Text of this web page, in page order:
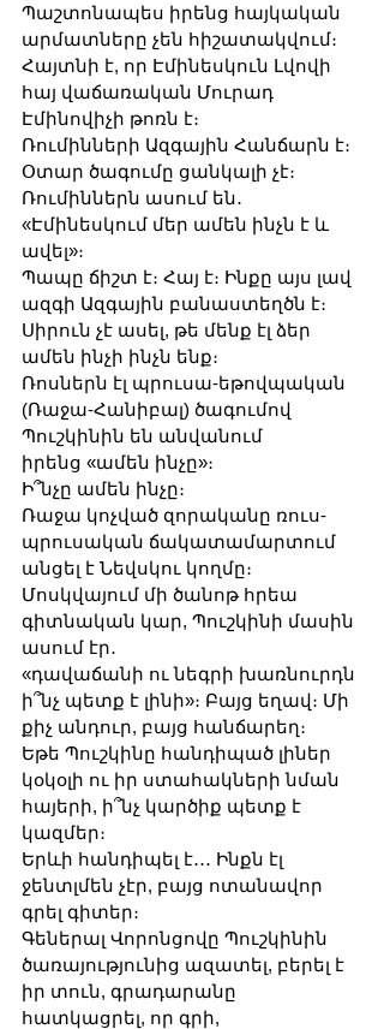
Պաշտոնապես իրենց հայկական
արմատները չեն հիշատակվում։
Հայտնի է, որ Էմինեսկուն Լվովի
հայ վաճառական Մուրադ
Էմինովիչի թոռն է։
Ռումինների Ազգային Հանճարն է։
Օտար ծագումը ցանկալի չէ։
Ռումիններն ասում են․
«Էմինեսկում մեր ամեն ինչն է և
ավել»։
Պապը ճիշտ է։ Հայ է։ Ինքը այս լավ
ազգի Ազգային բանաստեղծն է։
Սիրուն չէ ասել, թե մենք էլ ձեր
ամեն ինչի ինչն ենք։
Ռոսներն էլ պրուսա-եթովպական
(Ռաջա-Հանիբալ) ծագումով
Պուշկինին են անվանում
իրենց «ամեն ինչը»։
Ի՞նչը ամեն ինչը։
Ռաջա կոչված զորականը ռուս-
պրուսական ճակատամարտում
անցել է Նեվսկու կողմը։
Մոսկվայում մի ծանոթ հրեա
գիտնական կար, Պուշկինի մասին
ասում էր․
«դավաճանի ու նեգրի խառնուրդն
ի՞նչ պետք է լինի»։ Բայց եղավ։ Մի
քիչ անդուր, բայց հանճարեղ։
Եթե Պուշկինը հանդիպած լիներ
կօկօլի ու իր ստահակների նման
հայերի, ի՞նչ կարծիք պետք է
կազմեր։
Երևի հանդիպել է․․․ Ինքն էլ
ջենտլմեն չէր, բայց ոտանավոր
գրել գիտեր։
Գեներալ Վորոնցովը Պուշկինին
ծառայությունից ազատել, բերել է
իր տուն, գրադարանը
հատկացրել, որ գրի,